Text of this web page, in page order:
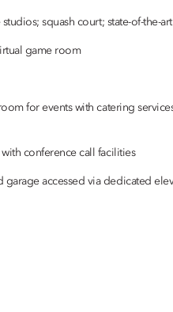
studios; squash court; state-of-the-
game room
for events with catering
conference call facilities
garage accessed via dedicated